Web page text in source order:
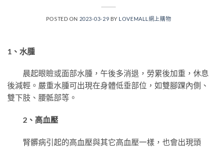
POSTED ON 2023-03-29 BY LOVEMALL網上購物
1、水腫
晨起眼瞼或面部水腫，午後多消退，勞累後加重，休息
後減輕。嚴重水腫可出現在身體低垂部位，如雙腳踝內側、
雙下肢、腰骶部等。
2、高血壓
腎髒病引起的高血壓與其它高血壓一樣，也會出現頭